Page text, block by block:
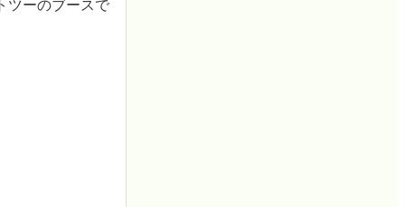
ツーのブースで